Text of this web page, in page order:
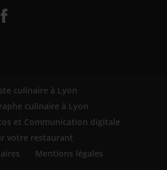
culinaire à Lyon
culinaire à Lyon
et Communication digitale
votre restaurant
Mentions légales